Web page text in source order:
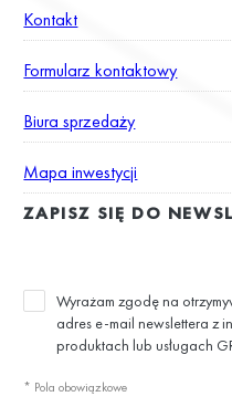
Kontakt
Formularz kontaktowy
Biura sprzedaży
Mapa inwestycji
ZAPISZ SIĘ DO
Wyrażam zgodę na
adres e-mail newslettera z
produktach lub usługach
* Pola obowiązkowe